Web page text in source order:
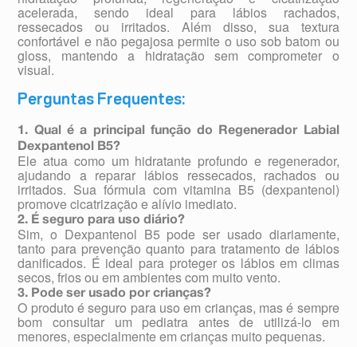
acelerada, sendo ideal para lábios rachados,
ressecados ou irritados. Além disso, sua textura
confortável e não pegajosa permite o uso sob batom ou
gloss, mantendo a hidratação sem comprometer o
visual.
Perguntas Frequentes:
1. Qual é a principal função do Regenerador Labial
Dexpantenol B5?
Ele atua como um hidratante profundo e regenerador,
ajudando a reparar lábios ressecados, rachados ou
irritados. Sua fórmula com vitamina B5 (dexpantenol)
promove cicatrização e alívio imediato.
2. É seguro para uso diário?
Sim, o Dexpantenol B5 pode ser usado diariamente,
tanto para prevenção quanto para tratamento de lábios
danificados. É ideal para proteger os lábios em climas
secos, frios ou em ambientes com muito vento.
3. Pode ser usado por crianças?
O produto é seguro para uso em crianças, mas é sempre
bom consultar um pediatra antes de utilizá-lo em
menores, especialmente em crianças muito pequenas.